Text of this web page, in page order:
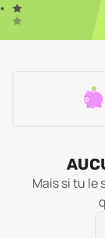
Mais si tu le